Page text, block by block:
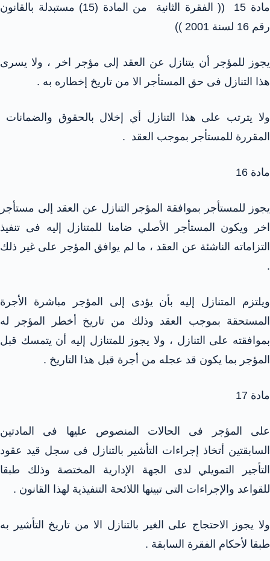
مادة 15 (( الفقرة الثانية من المادة (15) مستبدلة بالقانون
رقم 16 لسنة 2001 ))
يجوز للمؤجر أن يتنازل عن العقد إلى مؤجر اخر ، ولا يسرى
هذا التنازل فى حق المستأجر الا من تاريخ إخطاره به .
ولا يترتب على هذا التنازل أي إخلال بالحقوق والضمانات
المقررة للمستأجر بموجب العقد .
مادة 16
يجوز للمستأجر بموافقة المؤجر التنازل عن العقد إلى مستأجر
اخر ويكون المستأجر الأصلي ضامنا للمتنازل إليه فى تنفيذ
التزاماته الناشئة عن العقد ، ما لم يوافق المؤجر على غير ذلك
.
ويلتزم المتنازل إليه بأن يؤدى إلى المؤجر مباشرة الأجرة
المستحقة بموجب العقد وذلك من تاريخ أخطر المؤجر له
بموافقته على التنازل ، ولا يجوز للمتنازل إليه أن يتمسك قبل
المؤجر بما يكون قد عجله من أجرة قبل هذا التاريخ .
مادة 17
على المؤجر فى الحالات المنصوص عليها فى المادتين
السابقتين أتخاذ إجراءات التأشير بالتنازل فى سجل قيد عقود
التأجير التمويلي لدى الجهة الإدارية المختصة وذلك طبقا
للقواعد والإجراءات التى تبينها اللائحة التنفيذية لهذا القانون .
ولا يجوز الاحتجاج على الغير بالتنازل الا من تاريخ التأشير به
طبقا لأحكام الفقرة السابقة .